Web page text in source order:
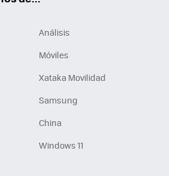
Análisis
Móviles
Xataka Movilidad
Samsung
China
Windows 11